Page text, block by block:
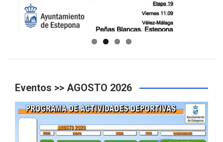
GUIA DE INSTALACIONES DEPORTIVAS
Eventos >> AGOSTO 2026